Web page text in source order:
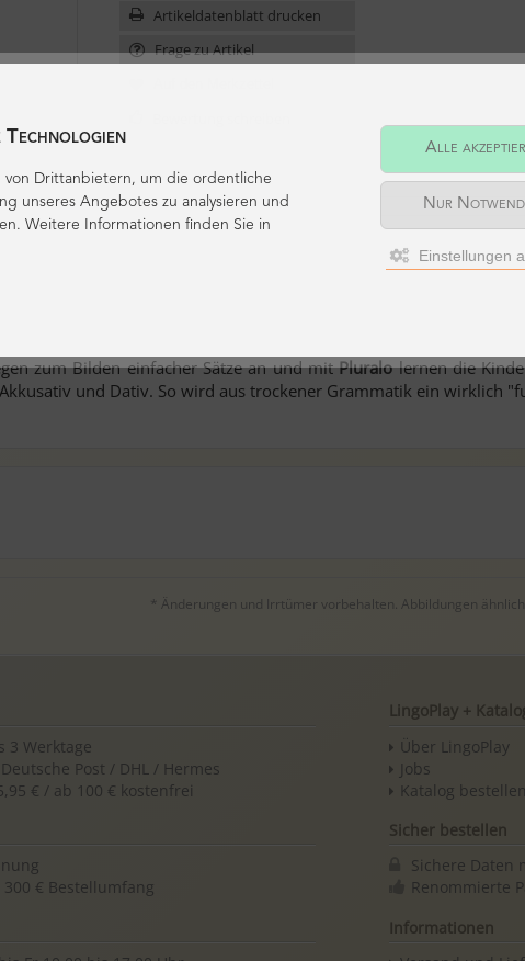
Artikeldatenblatt drucken
Frage zu Artikel
zum Bilden einfacher Sätze an und mitPluralolernen die
und Dativ. So wird aus trockener Grammatik ein wirklich
* Änderungen und Irrtümer vorbehalten. Abbildungen
3 Werktage
Post / DHL / Hermes
€ / ab 100 € kostenfrei
300 € Bestellumfang
LingoPlay +
Über LingoPlay
Jobs
Katalog bestellen
Sicher bestellen
Sichere Daten
Renommierte
Informationen
Technologien
von Drittanbietern, um die ordentliche
unseres Angebotes zu analysieren und
Weitere Informationen finden Sie in
Alle
Nur
Einstellungen